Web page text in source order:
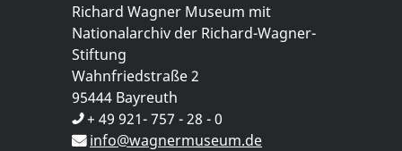
Richard Wagner Museum mit
Nationalarchiv der Richard-Wagner-
Stiftung
Wahnfriedstraße 2
95444 Bayreuth
+ 49 921- 757 - 28 - 0
info@wagnermuseum.de